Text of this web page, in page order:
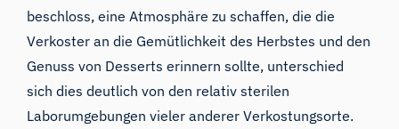
beschloss, eine Atmosphäre zu schaffen, die die
Verkoster an die Gemütlichkeit des Herbstes und den
Genuss von Desserts erinnern sollte, unterschied
sich dies deutlich von den relativ sterilen
Laborumgebungen vieler anderer Verkostungsorte.